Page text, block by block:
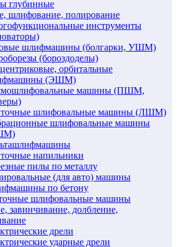
глубинные
шлифование, полирование
инструменты
шлифмашины (болгарки, УШМ)
(бороздоделы)
орбитальные
(ЭШМ)
машины (ПШМ,
шлифовальные машины (ЛШМ)
шлифовальные машины
напильники
пилы по металлу
(для авто) машины
по бетону
шлифовальные машины
завинчивание, долбление,
дрели
ударные дрели